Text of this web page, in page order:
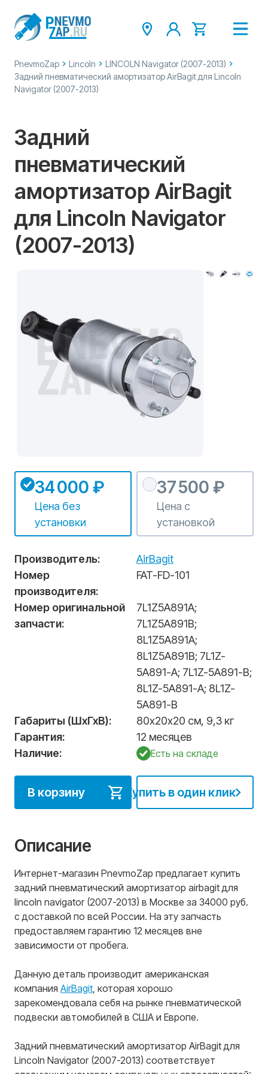
PnevmoZap Lincoln
LINCOLN Navigator (2007-2013)
Задний пневматический амортизатор AirBagit для Lincoln
Navigator (2007-2013)
Задний
пневматический
амортизатор AirBagit
для Lincoln Navigator
(2007-2013)
34 000 ₽
Цена без
установки
37 500 ₽
Цена с
установкой
Производитель:
AirBagit
Номер
производителя:
FAT-FD-101
Номер оригинальной
запчасти:
7L1Z5A891A;
7L1Z5A891B;
8L1Z5A891A;
8L1Z5A891B; 7L1Z-
5A891-A; 7L1Z-5A891-B;
8L1Z-5A891-A; 8L1Z-
5A891-B
Габариты (ШхГхВ):
80х20х20 см, 9,3 кг
Гарантия:
12 месяцев
Наличие:
Есть на складе
В корзину Купить в один клик
Описание
Интернет-магазин PnevmoZap предлагает купить
задний пневматический амортизатор airbagit для
lincoln navigator (2007-2013) в Москве за 34000 руб.
с доставкой по всей России. На эту запчасть
предоставляем гарантию 12 месяцев вне
зависимости от пробега.
Данную деталь производит американская
компания AirBagit, которая хорошо
зарекомендовала себя на рынке пневматической
подвески автомобилей в США и Европе.
Задний пневматический амортизатор AirBagit для
Lincoln Navigator (2007-2013) соответствует